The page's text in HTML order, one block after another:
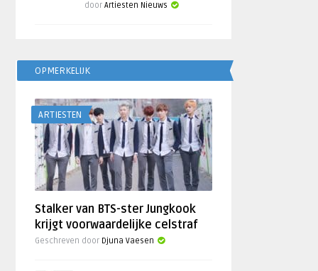
doorArtiesten Nieuws
OPMERKELIJK
ARTIESTEN
Stalker van BTS-ster Jungkook
krijgt voorwaardelijke celstraf
Geschreven door Djuna Vaesen